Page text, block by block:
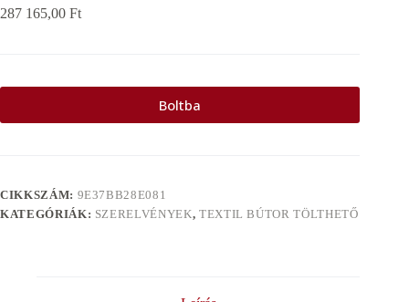
287 165,00 Ft
Boltba
CIKKSZÁM: 9E37BB28E081
KATEGÓRIÁK: SZERELVÉNYEK, TEXTIL BÚTOR TÖLTHETŐ